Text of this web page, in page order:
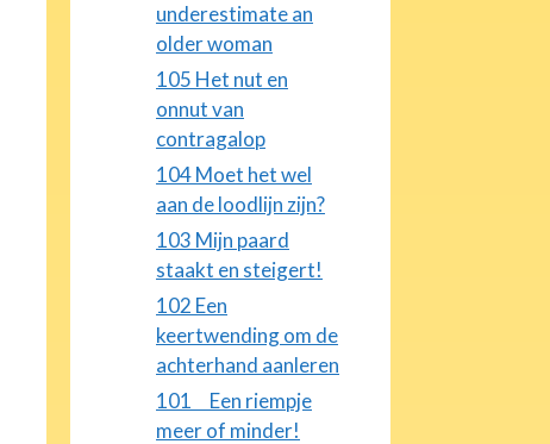
underestimate an
older woman
105 Het nut en
onnut van
contragalop
104 Moet het wel
aan de loodlijn zijn?
103 Mijn paard
staakt en steigert!
102 Een
keertwending om de
achterhand aanleren
101 Een riempje
meer of minder!